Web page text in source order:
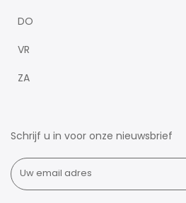
DO
VR
ZA
Schrijf u in voor onze nieuwsbrief